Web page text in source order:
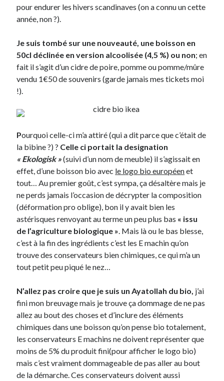
Entretien ménagerdansT’as vu quoi ? #52
JFdans C’était pas mieux avant… à Lyon
Anthony dansComment j’ai opéré ma vélorution toute personnelle
Renaud DucherdansComment j’ai opéré ma vélorution toute
personnelle
JFdansC’était pas mieux avant… à Lyon
littleceltdans Comment j’ai opéré ma vélorution toute personnelle
AnthonydansComment j’ai opéré ma vélorution toute personnelle
Renaud DucherdansComment j’ai opéré ma vélorution toute
personnelle
On parle de quoi ?
A Lyon
Bon plan du dimanche
Coup de coeur
Daddy
Geek
Green
Humeur
Lectures
Lyon
Lyon à Livre Ouvert
Mini-monsieur
Non classé
pour endurer les hivers scandinaves (on a connu un cette
année, non ?).
Je suis tombé sur une nouveauté, une boisson en
50cl déclinée en version alcoolisée (4,5 %) ou non; en
fait il s’agit d’un cidre de poire, pomme ou pomme/mûre
vendu 1€50 de souvenirs (garde jamais mes tickets moi
!).
Pourquoi celle-ci m’a attiré (qui a dit parce que c’était de
la bibine ?) ? Celle ci portait la designation
« Ekologisk »(suivi d’un nom de meuble) il s’agissait en
effet, d’une boisson bio avec le logo bio européenet
tout… Au premier goût, c’est sympa, ça désaltère mais je
ne perds jamais l’occasion de décrypter la composition
(déformation pro oblige), bon il y avait bien les
astérisques renvoyant au terme un peu plus bas « issu
de l’agriculture biologique ». Mais là ou le bas blesse,
c’est à la fin des ingrédients c’est les E machin qu’on
trouve des conservateurs bien chimiques, ce qui m’a un
tout petit peu piqué le nez…
N’allez pas croire que je suis un Ayatollah du bio, j’ai
fini mon breuvage mais je trouve ça dommage de ne pas
allez au bout des choses et d’inclure des éléments
chimiques dans une boisson qu’on pense bio totalement,
les conservateurs E machins ne doivent représenter que
moins de 5% du produit fini(pour afficher le logo bio)
mais c’est vraiment dommageable de pas aller au bout
de la démarche. Ces conservateurs doivent aussi